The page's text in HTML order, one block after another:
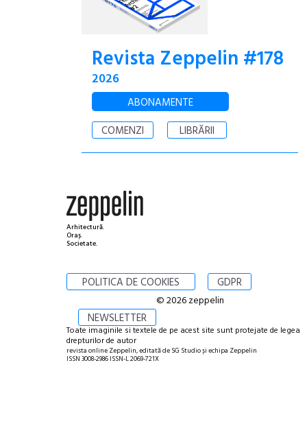
Revista Zeppelin #178
2026
ABONAMENTE
COMENZI
LIBRĂRII
Arhitectură.
Oraș.
Societate.
POLITICA DE COOKIES GDPR
NEWSLETTER
© 2026 zeppelin
Toate imaginile si textele de pe acest site sunt protejate de legea
drepturilor de autor
revista online Zeppelin, editată de SG Studio și echipa Zeppelin
ISSN 3008-2986 ISSN-L 2069-721X